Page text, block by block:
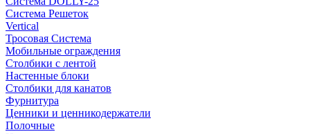
Система Решеток
Vertical
Тросовая Система
Мобильные ограждения
Столбики с лентой
Настенные блоки
Столбики для канатов
Фурнитура
Ценники и ценникодержатели
Полочные